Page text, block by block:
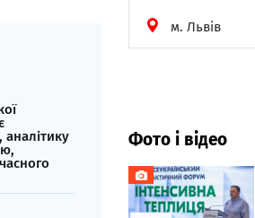
аналітику
м. Львів
Фото і відео